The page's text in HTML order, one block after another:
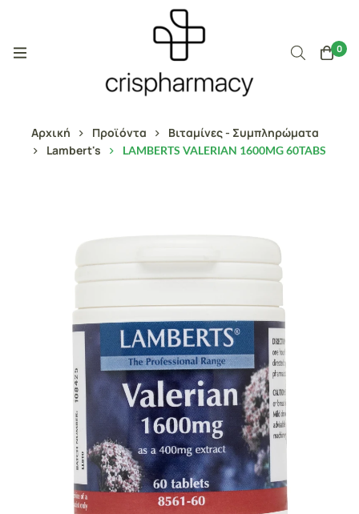
0
Αρχική Προϊόντα
Βιταμίνες - Συμπληρώματα
Lambert's
LAMBERTS VALERIAN 1600MG 60TABS